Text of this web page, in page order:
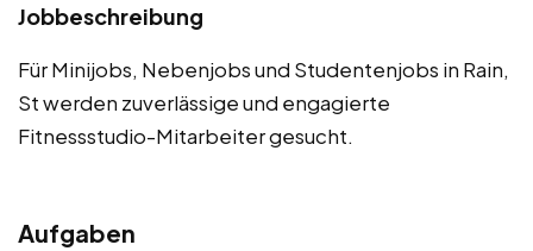
Jobbeschreibung
Für Minijobs, Nebenjobs und Studentenjobs in Rain,
St werden zuverlässige und engagierte
Fitnessstudio-Mitarbeiter gesucht.
Aufgaben